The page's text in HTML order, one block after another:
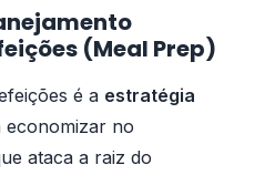
(Meal Prep)
é a estratégia
economizar no
ataca a raiz do